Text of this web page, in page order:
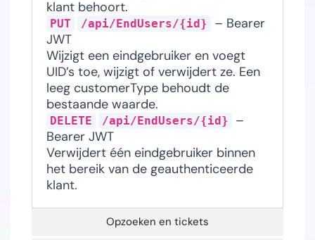
klant behoort.
PUT /api/EndUsers/{id}
– Bearer
JWT
Wijzigt een eindgebruiker en voegt
UID’s toe, wijzigt of verwijdert ze. Een
leeg customerType behoudt de
bestaande waarde.
DELETE /api/EndUsers/{id}
–
Bearer JWT
Verwijdert één eindgebruiker binnen
het bereik van de geauthenticeerde
klant.
Opzoeken en tickets